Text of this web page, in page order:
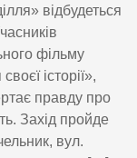
відбудеться
фільму
історії»,
правду про
Захід пройде
вул.